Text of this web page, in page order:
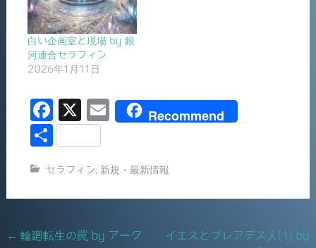
白い企画室と現場 by 銀
河連合セラフィン
2026年1月11日
F
a
e
b
X
E
l
Recommend
共
セラフィン 新規・最新情報
Post
← 輪廻転生の罠 by アーク
イエスとプレアデス人(1) by